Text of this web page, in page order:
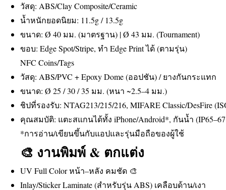
วัสดุ: ABS/Clay Composite/Ceramic
น้ำหนักยอดนิยม: 11.5g / 13.5g
ขนาด: Ø 40 มม. (มาตรฐาน) | Ø 43 มม. (Tournament)
ขอบ: Edge Spot/Stripe, ทำ Edge Print ได้ (ตามรุ่น)
NFC Coins/Tags
วัสดุ: ABS/PVC + Epoxy Dome (ออปชัน) / ยางกันกระแทก
ขนาด: Ø 25 / 30 / 35 มม. (หนา ~2.5–4 มม.)
ชิปที่รองรับ: NTAG213/215/216, MIFARE Classic/DesFire
คุณสมบัติ: แตะสแกนได้ทั้ง iPhone/Android*, กันน้ำ
*การอ่าน/เขียนขึ้นกับแอปและรุ่นมือถือของผู้ใช้
🎨 งานพิมพ์ & ตกแต่ง
UV Full Color หน้า–หลัง คมชัด 🎨
Inlay/Sticker Laminate (สำหรับรุ่น ABS) เคลือบด้าน/เงา